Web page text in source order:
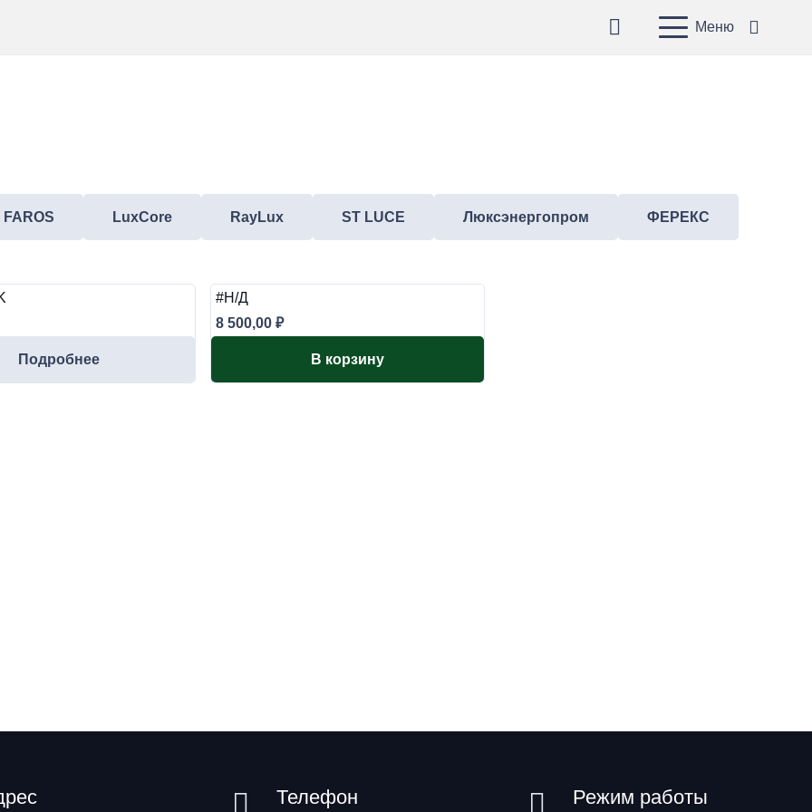
Меню
FAROS LuxCore RayLux ST LUCE Люксэнергопром ФЕРЕКС
Подробнее
#Н/Д
8 500,00 ₽
В корзину
Телефон Режим работы